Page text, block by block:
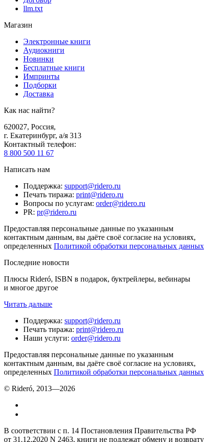
llm.txt
Магазин
Электронные книги
Аудиокниги
Новинки
Бесплатные книги
Импринты
Подборки
Доставка
Как нас найти?
620027, Россия,
г. Екатеринбург, а/я 313
Контактный телефон:
8 800 500 11 67
Написать нам
Поддержка: support@ridero.ru
Печать тиража: print@ridero.ru
Вопросы по услугам: order@ridero.ru
PR: pr@ridero.ru
Предоставляя персональные данные по указанным
контактным данным, вы даёте своё согласие на условиях,
определенных Политикой обработки персональных данных
Последние новости
Плюсы Rideró, ISBN в подарок, буктрейлеры, вебинары
и многое другое
Читать дальше
Поддержка: support@ridero.ru
Печать тиража: print@ridero.ru
Наши услуги: order@ridero.ru
Предоставляя персональные данные по указанным
контактным данным, вы даёте своё согласие на условиях,
определенных Политикой обработки персональных данных
© Rideró, 2013—2026
В соответствии с п. 14 Постановления Правительства РФ
от 31.12.2020 N 2463, книги не подлежат обмену и возврату